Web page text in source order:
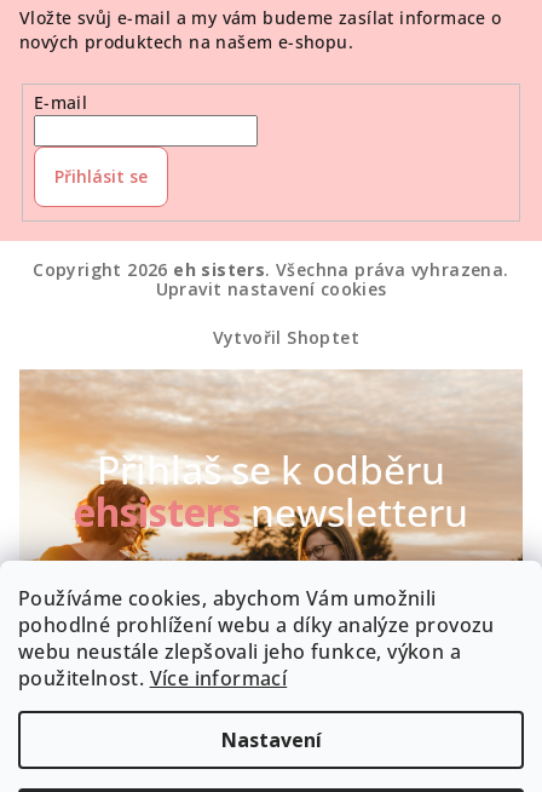
Používáme cookies, abychom Vám umožnili
pohodlné prohlížení webu a díky analýze provozu
webu neustále zlepšovali jeho funkce, výkon a
použitelnost. Více informací
Nastavení
Vložte svůj e-mail a my vám budeme zasílat informace o
nových produktech na našem e-shopu.
E-mail
Přihlásit se
Copyright 2026 eh sisters. Všechna práva vyhrazena.
Upravit nastavení cookies
Vytvořil Shoptet
Přihlaš se k odběru
ehsistersnewsletteru
Chceš být první, kdo se dozví o našich novinkách a
speciálních akcích? Máme radost :-)
Byla by škoda, kdyby zrovna Tobě něco uniklo!